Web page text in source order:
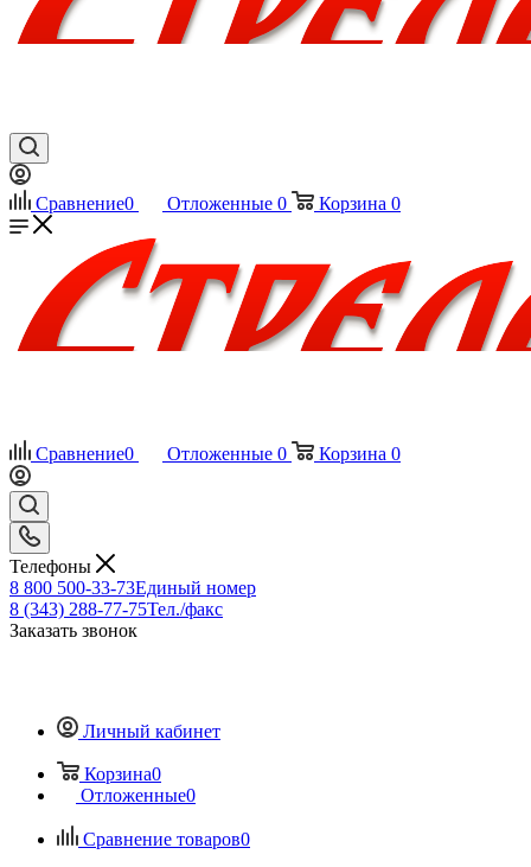
Сравнение0 Отложенные 0 Корзина 0
Сравнение0 Отложенные 0 Корзина 0
Телефоны
8 800 500-33-73Единый номер
8 (343) 288-77-75Тел./факс
Заказать звонок
Личный кабинет
Корзина0
Отложенные0
Сравнение товаров0